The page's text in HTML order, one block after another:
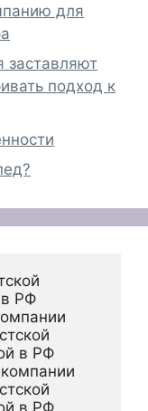
для
заставляют
подход к
в РФ
в РФ
в РФ